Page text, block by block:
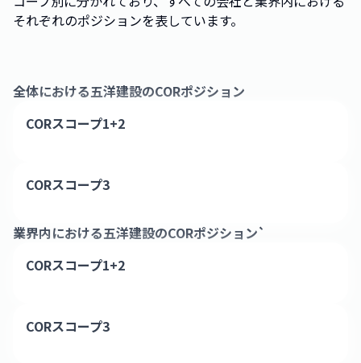
それぞれのポジションを表しています。
全体における五洋建設のCORポジション
CORスコープ1+2
CORスコープ3
業界内における五洋建設のCORポジション`
CORスコープ1+2
CORスコープ3